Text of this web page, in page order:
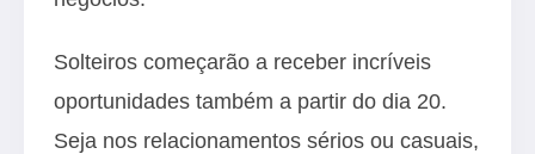
Solteiros começarão a receber incríveis
oportunidades também a partir do dia 20.
Seja nos relacionamentos sérios ou casuais,